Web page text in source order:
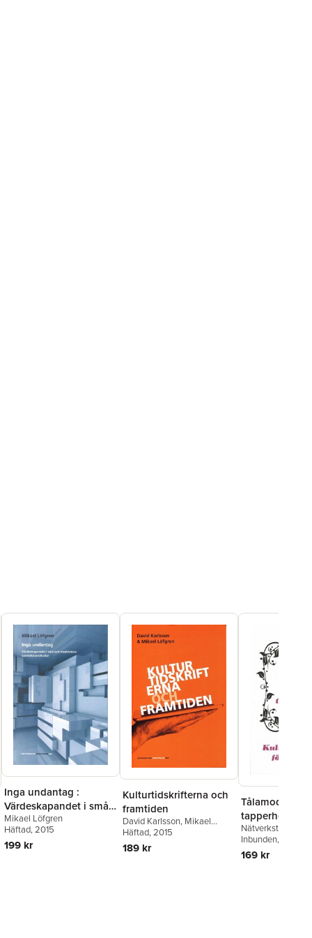
Inga undantag :
Värdeskapandet i små
och medelstora
samtidskonsthallar
Mikael Löfgren
Häftad, 2015
199 kr
Kulturtidskrifterna och
framtiden
David Karlsson, Mikael
Löfgren
Häftad, 2015
189 kr
Tålamod,
tapperhet -
10 år
Nätverkstan
Inbunden, 2009
169 kr